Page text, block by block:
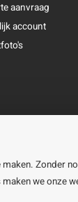
aanvraag
account
Zonder
we onze